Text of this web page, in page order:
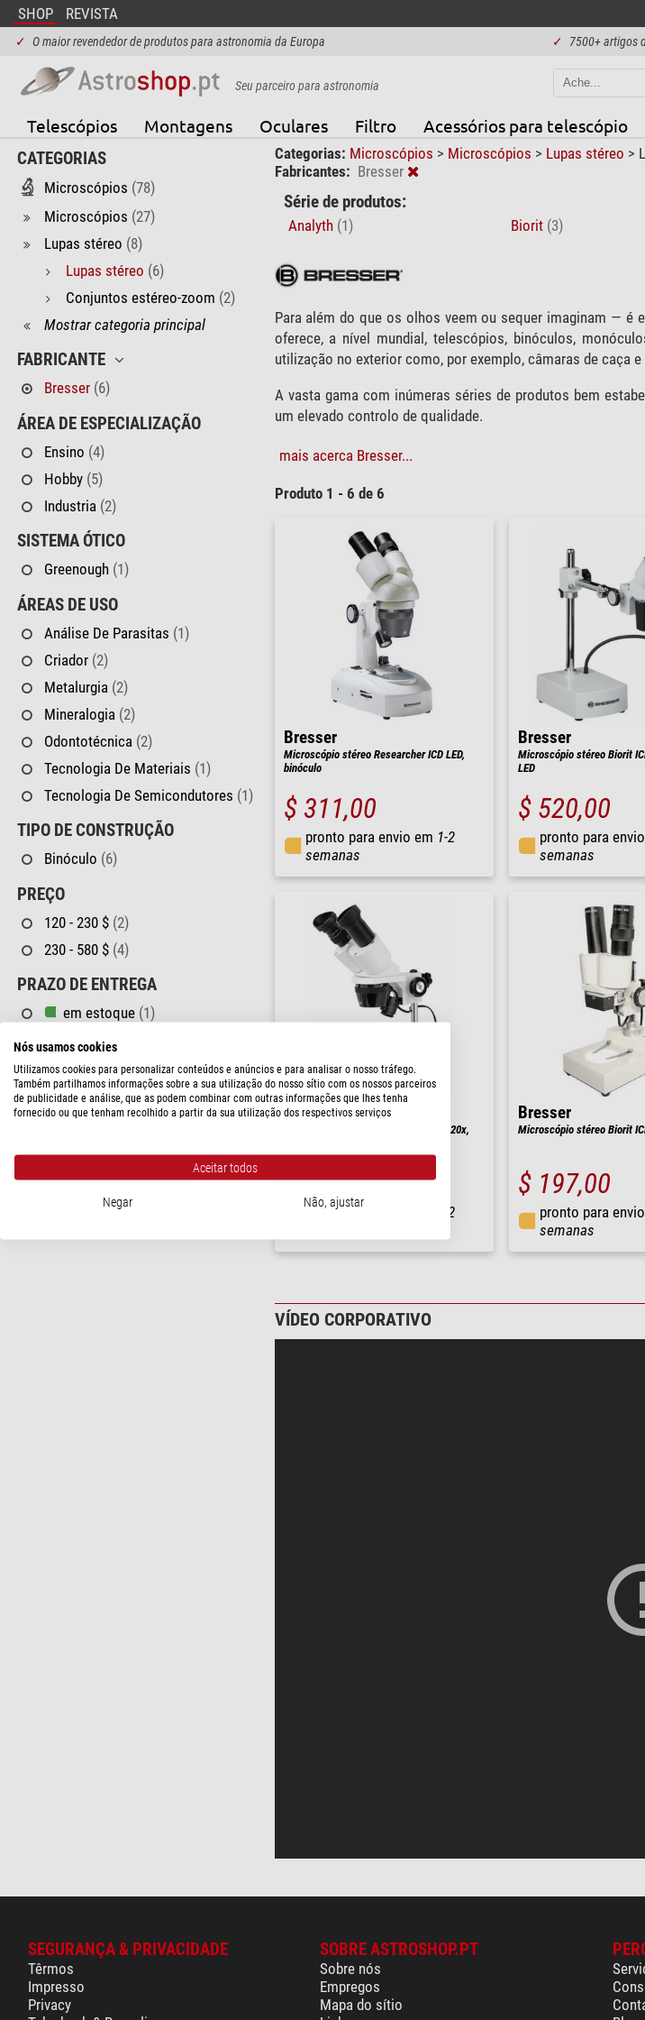
SHOP REVISTA
✓ O maior revendedor de produtos para astronomia da Europa ✓ 7500+ artigos
Seu parceiro para astronomia
Telescópios Montagens Oculares Filtro Acessórios para telescópio
CATEGORIAS
Microscópios (78)
Microscópios (27)
Lupas stéreo (8)
Lupas stéreo (6)
Conjuntos estéreo-zoom (2)
Mostrar categoria principal
FABRICANTE
Bresser (6)
ÁREA DE ESPECIALIZAÇÃO
Ensino (4)
Hobby (5)
Industria (2)
SISTEMA ÓTICO
Greenough (1)
ÁREAS DE USO
Análise De Parasitas (1)
Criador (2)
Metalurgia (2)
Mineralogia (2)
Odontotécnica (2)
Tecnologia De Materiais (1)
Tecnologia De Semicondutores (1)
TIPO DE CONSTRUÇÃO
Binóculo (6)
PREÇO
120 - 230 $ (2)
230 - 580 $ (4)
PRAZO DE ENTREGA
em estoque (1)
curto prazo
Categorias: Microscópios > Microscópios > Lupas stéreo >
Fabricantes: Bresser
Série de produtos:
Analyth (1) Biorit (3)
Para além do que os olhos veem ou sequer imaginam — é
oferece, a nível mundial, telescópios, binóculos,
utilização no exterior como, por exemplo, câmaras de caça
A vasta gama com inúmeras séries de produtos bem
um elevado controlo de qualidade.
mais acerca Bresser...
Produto 1 - 6 de 6
Bresser
Microscópio stéreo Researcher ICD LED,
binóculo
$ 311,00
pronto para envio em 1-2
semanas
Bresser
Microscópio stéreo Biorit
LED
$ 520,00
pronto para
semanas
Bresser
Microscópio stéreo Erudit ICD , bino, 20x,
$ 231,00
pronto para envio em
1-2
Bresser
Microscópio stéreo Biorit
$ 197,00
pronto para
semanas
VÍDEO CORPORATIVO
SEGURANÇA & PRIVACIDADE
Têrmos
Impresso
Privacy
SOBRE ASTROSHOP.PT
Sobre nós
Empregos
Mapa do sítio
Nós usamos cookies
Utilizamos cookies para personalizar conteúdos e anúncios e para analisar o nosso tráfego.
Também partilhamos informações sobre a sua utilização do nosso sítio com os nossos parceiros
de publicidade e análise, que as podem combinar com outras informações que lhes tenha
fornecido ou que tenham recolhido a partir da sua utilização dos respectivos serviços
Aceitar todos
Negar Não, ajustar